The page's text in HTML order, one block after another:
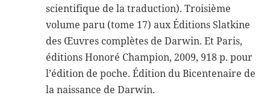
scientifique de la traduction). Troisième
volume paru (tome 17) aux Éditions Slatkine
des Œuvres complètes de Darwin. Et Paris,
éditions Honoré Champion, 2009, 918 p. pour
l’édition de poche. Édition du Bicentenaire de
la naissance de Darwin.